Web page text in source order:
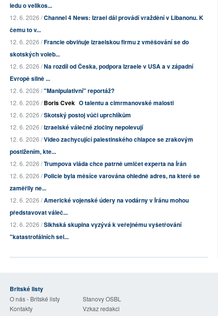
ledu o velikos...
12. 6. 2026 /Channel 4 News: Izrael dál provádí vraždění v Libanonu. K
čemu to v...
12. 6. 2026 /Francie obviňuje izraelskou firmu z vměšování se do
skotských voleb...
12. 6. 2026 /Na rozdíl od Česka, podpora Izraele v USA a v západní
Evropě silně ...
12. 6. 2026 /"Manipulativní" reportáž?
12. 6. 2026 /Boris Cvek O talentu a cimrmanovské malosti
12. 6. 2026 /Skotský postoj vůči uprchlíkům
12. 6. 2026 /Izraelské válečné zločiny nepolevují
12. 6. 2026 /Video zachycující palestinského chlapce se zrakovým
postižením, kte...
12. 6. 2026 /Trumpova vláda chce patrně umlčet experta na Írán
12. 6. 2026 /Policie byla měsíce varována ohledně adres, na které se
zaměřily ne...
12. 6. 2026 /Americké vojenské údery na vodárny v Íránu mohou
představovat váleč...
12. 6. 2026 /Sikhská skupina vyzývá k veřejnému vyšetřování
"katastrofálních sel...
Britské listy
O nás - Britské listy
Stanovy OSBL
Kontakty
Vzkaz redakci